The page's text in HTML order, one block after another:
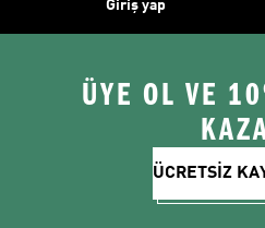
Giriş yap
ÜYE OL VE
ÜCRETSİZ